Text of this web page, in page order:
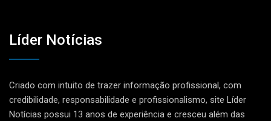
Líder Notícias
Criado com intuito de trazer informação profissional, com
credibilidade, responsabilidade e profissionalismo, site Líder
Notícias possui 13 anos de experiência e cresceu além das